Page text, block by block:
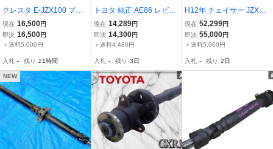
クレスタ E-JZX100 プロ
ペラシャフト Rプロペラ
シャフト ペラシャ 1JZ-G
E A340E -A04A AT
現在 16,500円
即決 16,500円
＋送料5,000円
入札 - 残り 21時間
トヨタ 純正 AE86 レビン
トレノ 4AG 4A-GE MT プ
ロペラシャフト 1軸 2軸
セット ペラシャ ハチロク
F-6
現在 14,289円
即決 14,300円
＋送料4,480円
入札 - 残り 3日
H12年 チェイサー JZX10
0 リア プロペラシャフト
1JZGE 113694km 37100-
2A280 マーク２ クレスタ
現在 52,299円
即決 55,000円
＋送料5,000円
入札 - 残り 2日
NEW